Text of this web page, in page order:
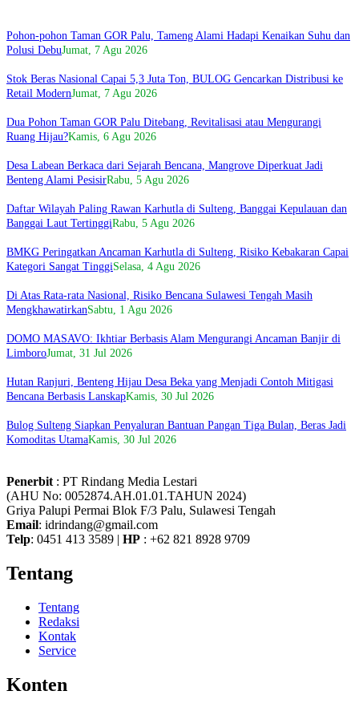
Pohon-pohon Taman GOR Palu, Tameng Alami Hadapi Kenaikan Suhu dan
Polusi DebuJumat, 7 Agu 2026
Stok Beras Nasional Capai 5,3 Juta Ton, BULOG Gencarkan Distribusi ke
Retail ModernJumat, 7 Agu 2026
Dua Pohon Taman GOR Palu Ditebang, Revitalisasi atau Mengurangi
Ruang Hijau?Kamis, 6 Agu 2026
Desa Labean Berkaca dari Sejarah Bencana, Mangrove Diperkuat Jadi
Benteng Alami PesisirRabu, 5 Agu 2026
Daftar Wilayah Paling Rawan Karhutla di Sulteng, Banggai Kepulauan dan
Banggai Laut TertinggiRabu, 5 Agu 2026
BMKG Peringatkan Ancaman Karhutla di Sulteng, Risiko Kebakaran Capai
Kategori Sangat TinggiSelasa, 4 Agu 2026
Di Atas Rata-rata Nasional, Risiko Bencana Sulawesi Tengah Masih
MengkhawatirkanSabtu, 1 Agu 2026
DOMO MASAVO: Ikhtiar Berbasis Alam Mengurangi Ancaman Banjir di
LimboroJumat, 31 Jul 2026
Hutan Ranjuri, Benteng Hijau Desa Beka yang Menjadi Contoh Mitigasi
Bencana Berbasis LanskapKamis, 30 Jul 2026
Bulog Sulteng Siapkan Penyaluran Bantuan Pangan Tiga Bulan, Beras Jadi
Komoditas UtamaKamis, 30 Jul 2026
Penerbit : PT Rindang Media Lestari
(AHU No: 0052874.AH.01.01.TAHUN 2024)
Griya Palupi Permai Blok F/3 Palu, Sulawesi Tengah
Email: idrindang@gmail.com
Telp: 0451 413 3589 | HP : +62 821 8928 9709
Tentang
Tentang
Redaksi
Kontak
Service
Konten